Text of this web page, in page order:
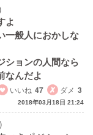
よ
一般人におかしな
ションの人間なら
なんだよ
いいね 47 ダメ 3
2018年03月18日 21:24